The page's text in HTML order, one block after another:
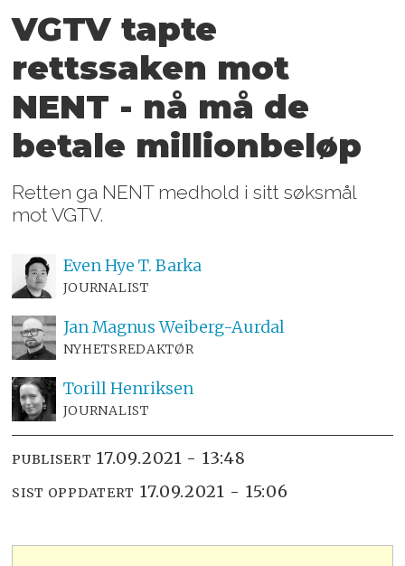
VGTV tapte
rettssaken mot
NENT - nå må de
betale millionbeløp
Retten ga NENT medhold i sitt søksmål
mot VGTV.
Even Hye T. Barka
JOURNALIST
Jan Magnus Weiberg-Aurdal
NYHETSREDAKTØR
TorillHenriksen
JOURNALIST
PUBLISERT 17.09.2021 - 13:48
SIST OPPDATERT 17.09.2021 - 15:06